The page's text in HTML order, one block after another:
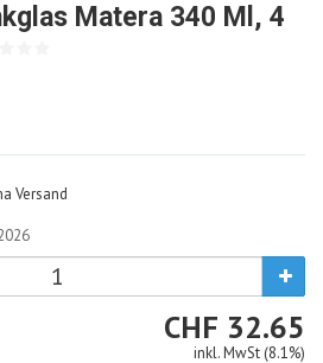
Matera 340 Ml, 4
Versand
CHF CHF
32.65
inkl. MwSt (8.1%)